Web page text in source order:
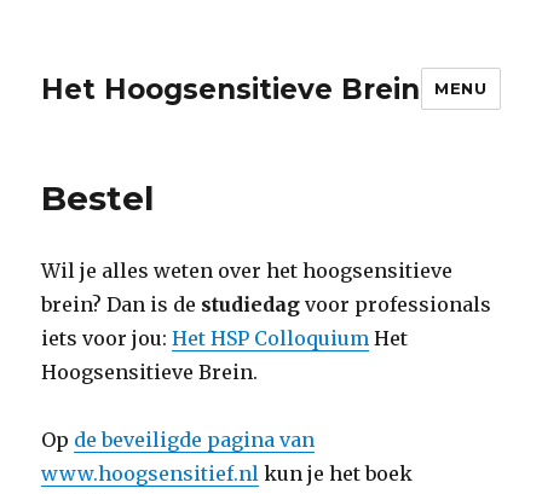
Het Hoogsensitieve Brein MENU
Bestel
Wil je alles weten over het hoogsensitieve
brein? Dan is de studiedagvoor professionals
iets voor jou:Het HSP Colloquium Het
Hoogsensitieve Brein.
Op de beveiligde pagina van
www.hoogsensitief.nl kun je het boek